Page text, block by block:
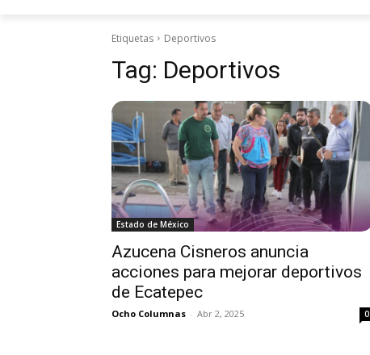
Etiquetas Deportivos
Tag: Deportivos
Estado de México
Azucena Cisneros anuncia
acciones para mejorar deportivos
de Ecatepec
Ocho Columnas - Abr 2, 2025 0